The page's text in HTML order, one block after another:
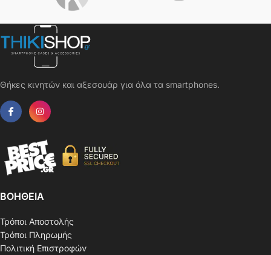
Θήκες κινητών και αξεσουάρ για όλα τα smartphones.
ΒΟΗΘΕΙΑ
Τρόποι Αποστολής
Τρόποι Πληρωμής
Πολιτική Επιστροφών